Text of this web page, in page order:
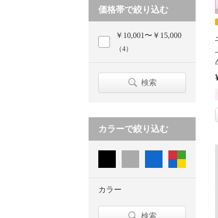
価格帯で絞り込む
￥10,001〜￥15,000
（4）
検索
カラーで絞り込む
カラー
検索